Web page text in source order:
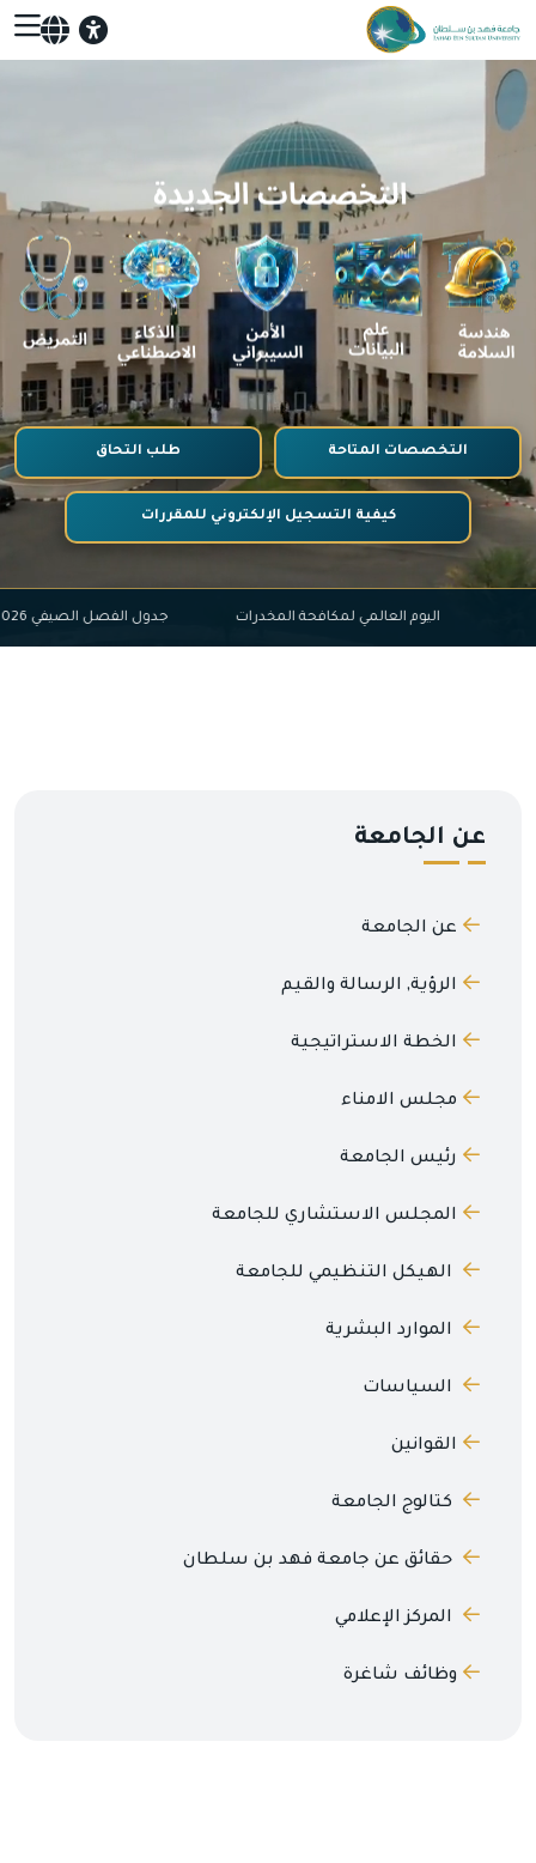
التخصصات المتاحة طلب التحاق
كيفية التسجيل الإلكتروني للمقررات
اليوم العالمي لمكافحة المخدرات جدول الفصل الصيفي 2026-
عن الجامعة
عن الجامعة
الرؤية, الرسالة والقيم
الخطة الاستراتيجية
مجلس الامناء
رئيس الجامعة
المجلس الاستشاري للجامعة
الهيكل التنظيمي للجامعة
الموارد البشرية
السياسات
القوانين
كتالوج الجامعة
حقائق عن جامعة فهد بن سلطان
المركز الإعلامي
وظائف شاغرة